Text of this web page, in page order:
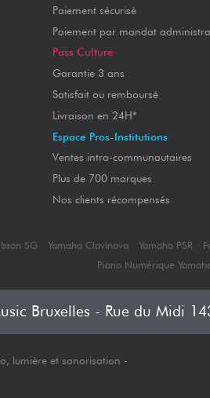
Paiement sécurisé
Paiement par mandat
Pass Culture
Garantie 3 ans
Satisfait ou remboursé
Livraison en 24H*
Espace Pros-Institutions
Ventes intra-communautaires
Plus de 700 marques
Nos clients récompensés
SG Yamaha Clavinova Yamaha PSR
Piano Numérique
Bruxelles - Rue du Midi
lumière et sonorisation -